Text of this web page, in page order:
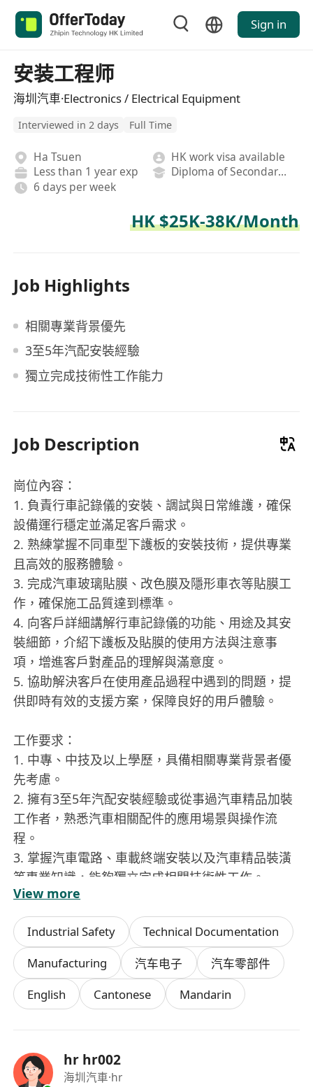
Sign in
安装工程师
海圳汽車·Electronics / Electrical Equipment
Interviewed in 2 days Full Time
Ha Tsuen
HK work visa available
Less than 1 year exp
Diploma of Secondary School
6 days per week
HK $25K-38K/Month
Job Highlights
相關專業背景優先
3至5年汽配安裝經驗
獨立完成技術性工作能力
Job Description
崗位內容：
1. 負責行車記錄儀的安裝、調試與日常維護，確保
設備運行穩定並滿足客戶需求。
2. 熟練掌握不同車型下護板的安裝技術，提供專業
且高效的服務體驗。
3. 完成汽車玻璃貼膜、改色膜及隱形車衣等貼膜工
作，確保施工品質達到標準。
4. 向客戶詳細講解行車記錄儀的功能、用途及其安
裝細節，介紹下護板及貼膜的使用方法與注意事
項，增進客戶對產品的理解與滿意度。
5. 協助解決客戶在使用產品過程中遇到的問題，提
供即時有效的支援方案，保障良好的用戶體驗。
工作要求：
1. 中專、中技及以上學歷，具備相關專業背景者優
先考慮。
2. 擁有3至5年汽配安裝經驗或從事過汽車精品加裝
工作者，熟悉汽車相關配件的應用場景與操作流
程。
3. 掌握汽車電路、車載終端安裝以及汽車精品裝潢
等專業知識，能夠獨立完成相關技術性工作。
4. 具備良好的溝通能力與服務意識，能清晰表達產
品特點並解答客戶疑問。
5. 工作積極主動，服從團隊安排，能夠配合售后客
服或領導完成各項任務並及時反饋信息。
工作地址：九龍灣、天水围、油塘、荃湾、观塘
View more
Industrial Safety
Technical Documentation
Manufacturing
汽车电子
汽车零部件
English
Cantonese Mandarin
hr hr002
海圳汽車·hr